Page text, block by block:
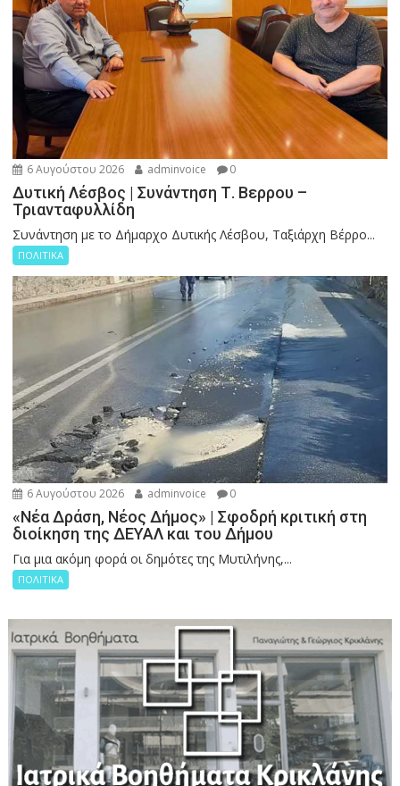
6 Αυγούστου 2026 adminvoice 0
Δυτική Λέσβος | Συνάντηση Τ. Βερρου –
Τριανταφυλλίδη
Συνάντηση με το Δήμαρχο Δυτικής Λέσβου, Ταξιάρχη Βέρρο...
ΠΟΛΙΤΙΚΑ
6 Αυγούστου 2026 adminvoice 0
«Νέα Δράση, Νέος Δήμος» | Σφοδρή κριτική στη
διοίκηση της ΔΕΥΑΛ και του Δήμου
Για μια ακόμη φορά οι δημότες της Μυτιλήνης,...
ΠΟΛΙΤΙΚΑ